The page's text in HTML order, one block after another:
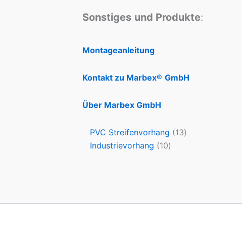
Sonstiges und Produkte:
Montageanleitung
Kontakt zu Marbex® GmbH
Über Marbex GmbH
PVC Streifenvorhang 13
Industrievorhang 10